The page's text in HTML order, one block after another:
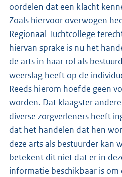
oordelen dat een klacht
Zoals hiervoor overwogen
Regionaal Tuchtcollege
hiervan sprake is nu het
de arts in haar rol als
weerslag heeft op de
Reeds hierom hoefde geen
worden. Dat klaagster
diverse zorgverleners heeft
dat het handelen dat hen
deze arts als bestuurder kan
betekent dit niet dat er in
informatie beschikbaar is